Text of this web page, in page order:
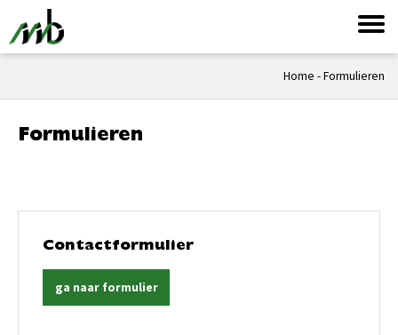
Home -Formulieren
Formulieren
Contactformulier
ga naar formulier